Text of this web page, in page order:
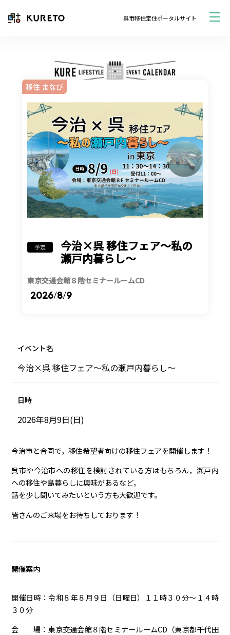
呉市移住定住ポータルサイト
移住 まなび
予定
今治×呉 移住フェア～私の
瀬戸内暮らし～
東京交通会館８階セミナールームCD
2026/8/9
イベント名
今治×呉 移住フェア～私の瀬戸内暮らし～
日時
2026年8月9日(日)
今治市と合同で，移住希望者向けの移住フェアを開催します！
呉市や今治市への移住を検討されている方はもちろん，瀬戸内
への移住や島暮らしに興味があるなど，
話を少し聞いてみたいという方も大歓迎です。
皆さんのご来場をお待ちしております！
開催案内
開催日時：令和８年８月９日（日曜日）１１時３０分～１４時
３０分
会 場：東京交通会館８階セミナールームCD（東京都千代田